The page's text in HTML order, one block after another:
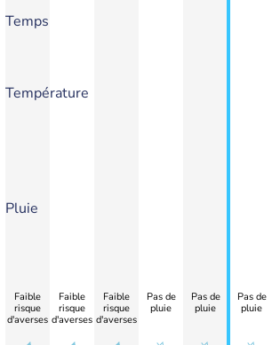
Temps
Température
Pluie
Faible
risque
d'averses
Faible
risque
d'averses
Faible
risque
d'averses
Pas de
pluie
Pas de
pluie
Pas de
pluie